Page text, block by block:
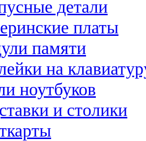
детали
платы
памяти
на
ноутбуков
и столики